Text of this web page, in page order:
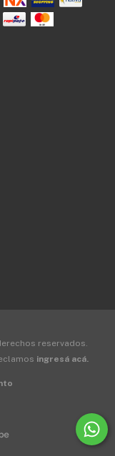
reservados.
ingresá acá.